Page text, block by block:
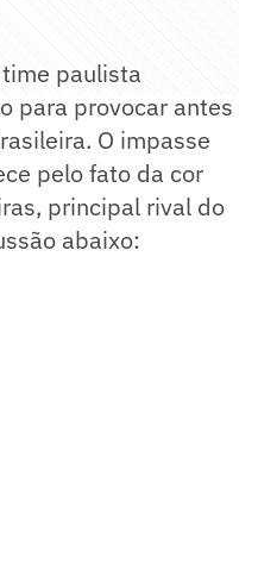
paulista
para provocar antes
O impasse
pelo fato da cor
principal rival do
abaixo: